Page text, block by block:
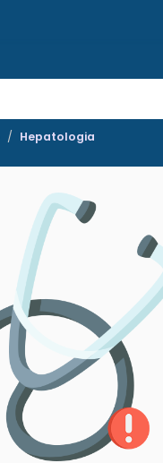
Hepatologia